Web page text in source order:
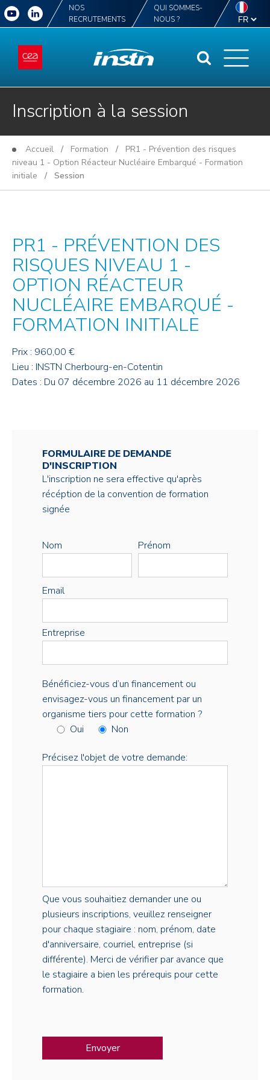
NOS
RECRUTEMENTS
QUI SOMMES-
NOUS ?
Inscription à la session
Accueil / Formation / PR1 - Prévention des risques
niveau 1 - Option Réacteur Nucléaire Embarqué - Formation
initiale / Session
PR1 - PRÉVENTION DES
RISQUES NIVEAU 1 -
OPTION RÉACTEUR
NUCLÉAIRE EMBARQUÉ -
FORMATION INITIALE
Prix : 960,00 €
Lieu : INSTN Cherbourg-en-Cotentin
Dates : Du 07 décembre 2026 au 11 décembre 2026
FORMULAIRE DE DEMANDE
D'INSCRIPTION
L'inscription ne sera effective qu'après
récéption de la convention de formation
signée
Nom Prénom
Email
Entreprise
Bénéficiez-vous d’un financement ou
envisagez-vous un financement par un
organisme tiers pour cette formation ?
Oui
Non
Précisez l'objet de votre demande:
Que vous souhaitiez demander une ou
plusieurs inscriptions, veuillez renseigner
pour chaque stagiaire : nom, prénom, date
d'anniversaire, courriel, entreprise (si
différente). Merci de vérifier par avance que
le stagiaire a bien les prérequis pour cette
formation.